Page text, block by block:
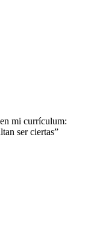
mi currículum:
ser ciertas”